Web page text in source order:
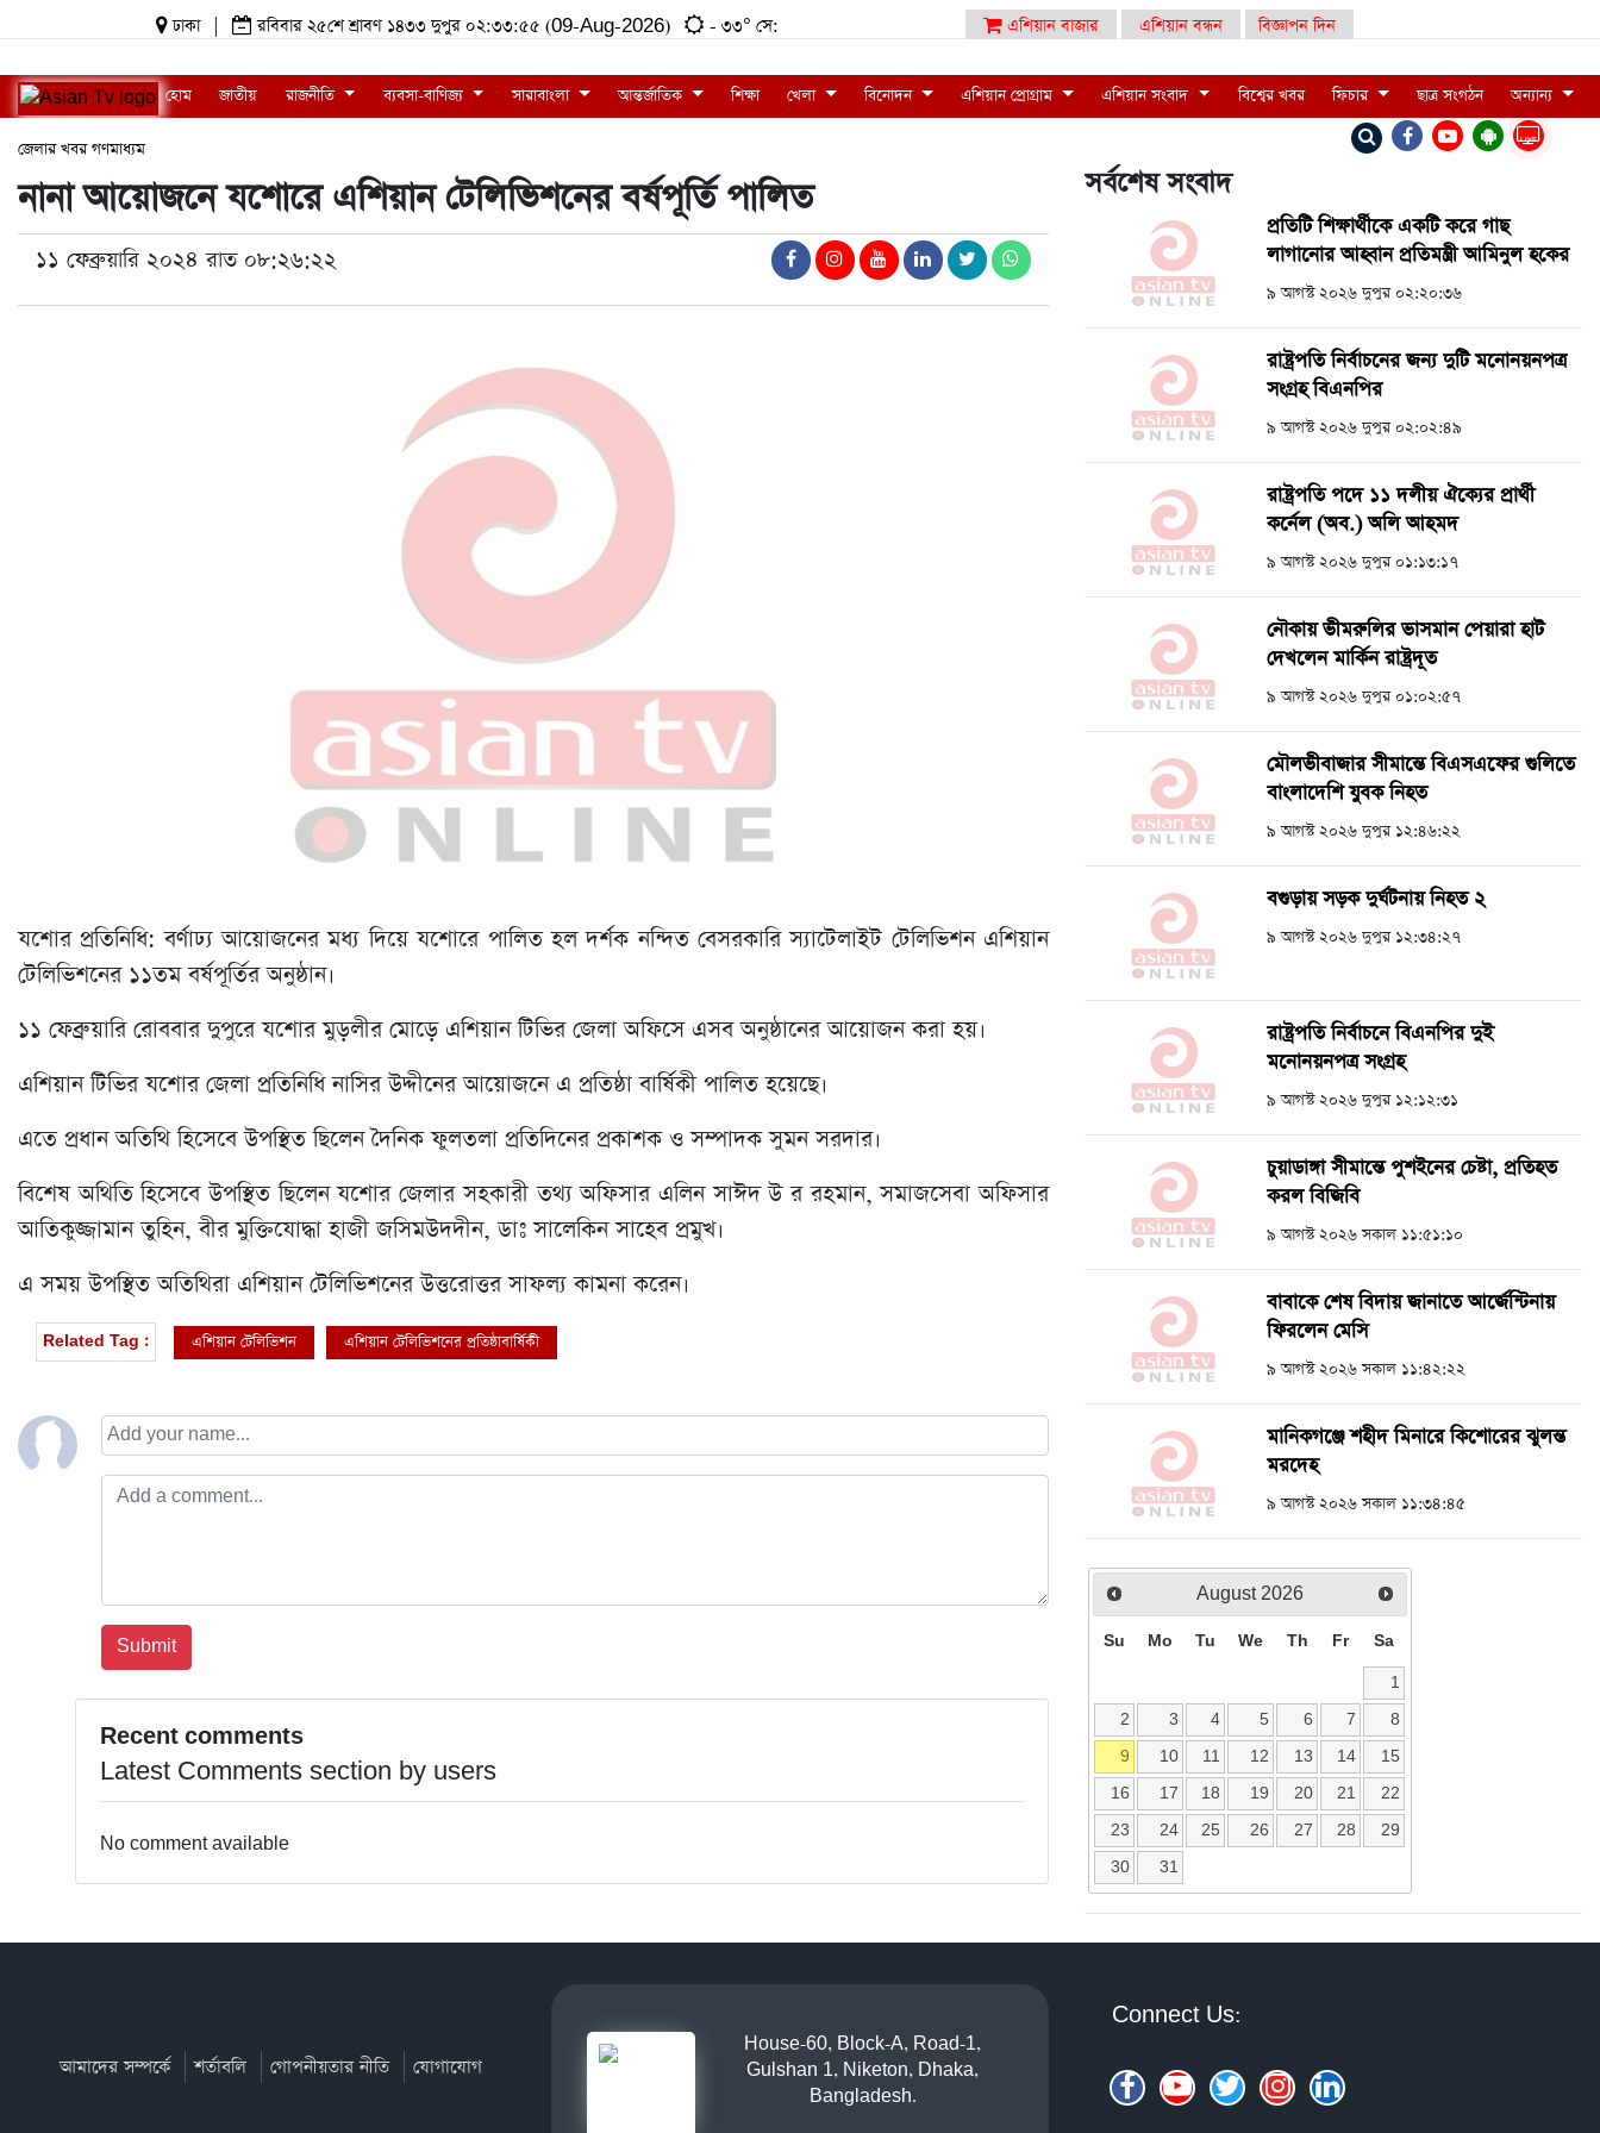
ঢাকা রবিবার ২৫শে শ্রাবণ ১৪৩৩ দুপুর ০২:৩৩:৫৫ (09-Aug-2026) - ৩৩° সে: এশিয়ান বাজার এশিয়ান বন্ধন বিজ্ঞাপন দিন
LIVE
হোম জাতীয় রাজনীতি ব্যবসা-বাণিজ্য সারাবাংলা আন্তর্জাতিক শিক্ষা খেলা বিনোদন এশিয়ান প্রোগ্রাম এশিয়ান সংবাদ বিশ্বের খবর ফিচার ছাত্র সংগঠন অন্যান্য
জেলার খবর গণমাধ্যম
নানা আয়োজনে যশোরে এশিয়ান টেলিভিশনের বর্ষপূর্তি পালিত
১১ ফেব্রুয়ারি ২০২৪ রাত ০৮:২৬:২২
যশোর প্রতিনিধি: বর্ণাঢ্য আয়োজনের মধ্য দিয়ে যশোরে পালিত হল দর্শক নন্দিত বেসরকারি স্যাটেলাইট টেলিভিশন এশিয়ান
টেলিভিশনের ১১তম বর্ষপূর্তির অনুষ্ঠান।
১১ ফেব্রুয়ারি রোববার দুপুরে যশোর মুড়লীর মোড়ে এশিয়ান টিভির জেলা অফিসে এসব অনুষ্ঠানের আয়োজন করা হয়।
এশিয়ান টিভির যশোর জেলা প্রতিনিধি নাসির উদ্দীনের আয়োজনে এ প্রতিষ্ঠা বার্ষিকী পালিত হয়েছে।
এতে প্রধান অতিথি হিসেবে উপস্থিত ছিলেন দৈনিক ফুলতলা প্রতিদিনের প্রকাশক ও সম্পাদক সুমন সরদার।
বিশেষ অথিতি হিসেবে উপস্থিত ছিলেন যশোর জেলার সহকারী তথ্য অফিসার এলিন সাঈদ উ র রহমান, সমাজসেবা অফিসার
আতিকুজ্জামান তুহিন, বীর মুক্তিযোদ্ধা হাজী জসিমউদদীন, ডাঃ সালেকিন সাহেব প্রমুখ।
এ সময় উপস্থিত অতিথিরা এশিয়ান টেলিভিশনের উত্তরোত্তর সাফল্য কামনা করেন।
Related Tag : এশিয়ান টেলিভিশন এশিয়ান টেলিভিশনের প্রতিষ্ঠাবার্ষিকী
Recent comments
Latest Comments section by users
No comment available
সর্বশেষ সংবাদ
প্রতিটি শিক্ষার্থীকে একটি করে গাছ
লাগানোর আহ্বান প্রতিমন্ত্রী আমিনুল হকের
৯ আগস্ট ২০২৬ দুপুর ০২:২০:৩৬
রাষ্ট্রপতি নির্বাচনের জন্য দুটি মনোনয়নপত্র
সংগ্রহ বিএনপির
৯ আগস্ট ২০২৬ দুপুর ০২:০২:৪৯
রাষ্ট্রপতি পদে ১১ দলীয় ঐক্যের প্রার্থী
কর্নেল (অব.) অলি আহমদ
৯ আগস্ট ২০২৬ দুপুর ০১:১৩:১৭
নৌকায় ভীমরুলির ভাসমান পেয়ারা হাট
দেখলেন মার্কিন রাষ্ট্রদূত
৯ আগস্ট ২০২৬ দুপুর ০১:০২:৫৭
মৌলভীবাজার সীমান্তে বিএসএফের গুলিতে
বাংলাদেশি যুবক নিহত
৯ আগস্ট ২০২৬ দুপুর ১২:৪৬:২২
বগুড়ায় সড়ক দুর্ঘটনায় নিহত ২
৯ আগস্ট ২০২৬ দুপুর ১২:৩৪:২৭
রাষ্ট্রপতি নির্বাচনে বিএনপির দুই
মনোনয়নপত্র সংগ্রহ
৯ আগস্ট ২০২৬ দুপুর ১২:১২:৩১
চুয়াডাঙ্গা সীমান্তে পুশইনের চেষ্টা, প্রতিহত
করল বিজিবি
৯ আগস্ট ২০২৬ সকাল ১১:৫১:১০
বাবাকে শেষ বিদায় জানাতে আর্জেন্টিনায়
ফিরলেন মেসি
৯ আগস্ট ২০২৬ সকাল ১১:৪২:২২
মানিকগঞ্জে শহীদ মিনারে কিশোরের ঝুলন্ত
মরদেহ
৯ আগস্ট ২০২৬ সকাল ১১:৩৪:৪৫
August 2026
Su Mo Tu We Th Fr Sa
1
2
3 4 5 6 7
8
9
10 11 12 13 14
15
16
17 18 19 20 21
22
23
24 25 26 27 28
29
30
31
আমাদের সম্পর্কে শর্তাবলি গোপনীয়তার নীতি যোগাযোগ
House-60, Block-A, Road-1,
Gulshan 1, Niketon, Dhaka,
Bangladesh.
Connect Us: